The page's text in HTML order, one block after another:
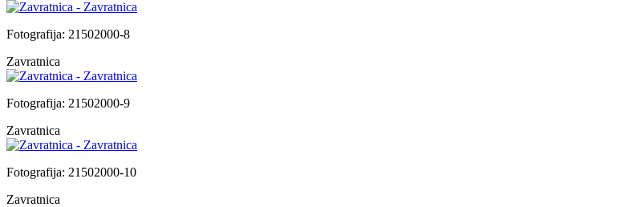
Fotografija: 21502000-8
Zavratnica
Fotografija: 21502000-9
Zavratnica
Fotografija: 21502000-10
Zavratnica